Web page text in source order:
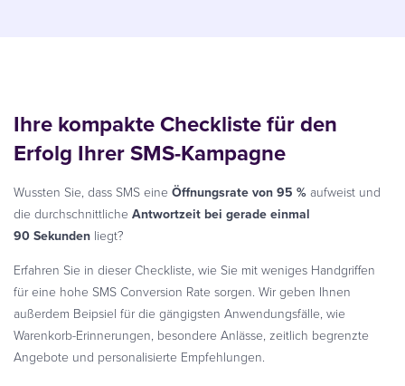
Ihre kompakte Checkliste für den
Erfolg Ihrer SMS-Kampagne
Wussten Sie, dass SMS eine Öffnungsrate von 95 %aufweist und
die durchschnittliche Antwortzeit bei gerade einmal
90 Sekunden liegt?
Erfahren Sie in dieser Checkliste, wie Sie mit weniges Handgriffen
für eine hohe SMS Conversion Rate sorgen. Wir geben Ihnen
außerdem Beipsiel für die gängigsten Anwendungsfälle, wie
Warenkorb-Erinnerungen, besondere Anlässe, zeitlich begrenzte
Angebote und personalisierte Empfehlungen.